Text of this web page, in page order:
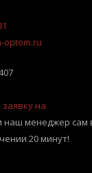
optom.ru
на
наш менеджер сам
20 минут!